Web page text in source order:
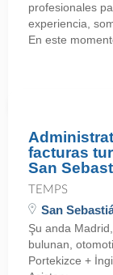
profesionales
experiencia,
En este
facturas
San
TEMPS
San
Şu anda
bulunan,
Portekizce +